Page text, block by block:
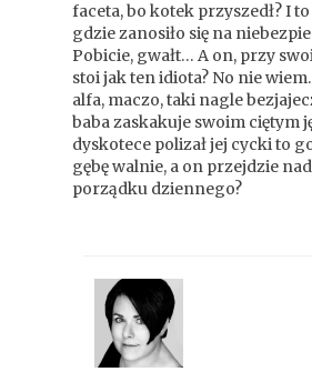
faceta, bo kotek przyszedł? I
gdzie zanosiło się na
Pobicie, gwałt… A on, przy
stoi jak ten idiota? No nie
alfa, maczo, taki nagle
baba zaskakuje swoim ciętym
dyskotece polizał jej cycki to
gębę walnie, a on przejdzie
porządku dziennego?